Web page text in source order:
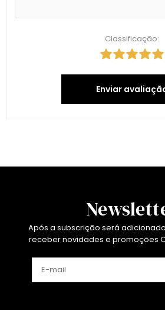
Classificação:
Enviar
Após a subscrição será
receber novidades e promoções